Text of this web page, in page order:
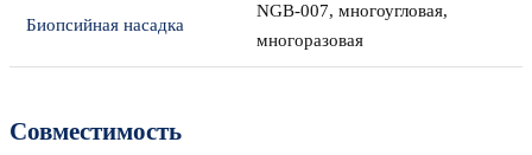
Биопсийная насадка
NGB-007, многоугловая,
многоразовая
Совместимость